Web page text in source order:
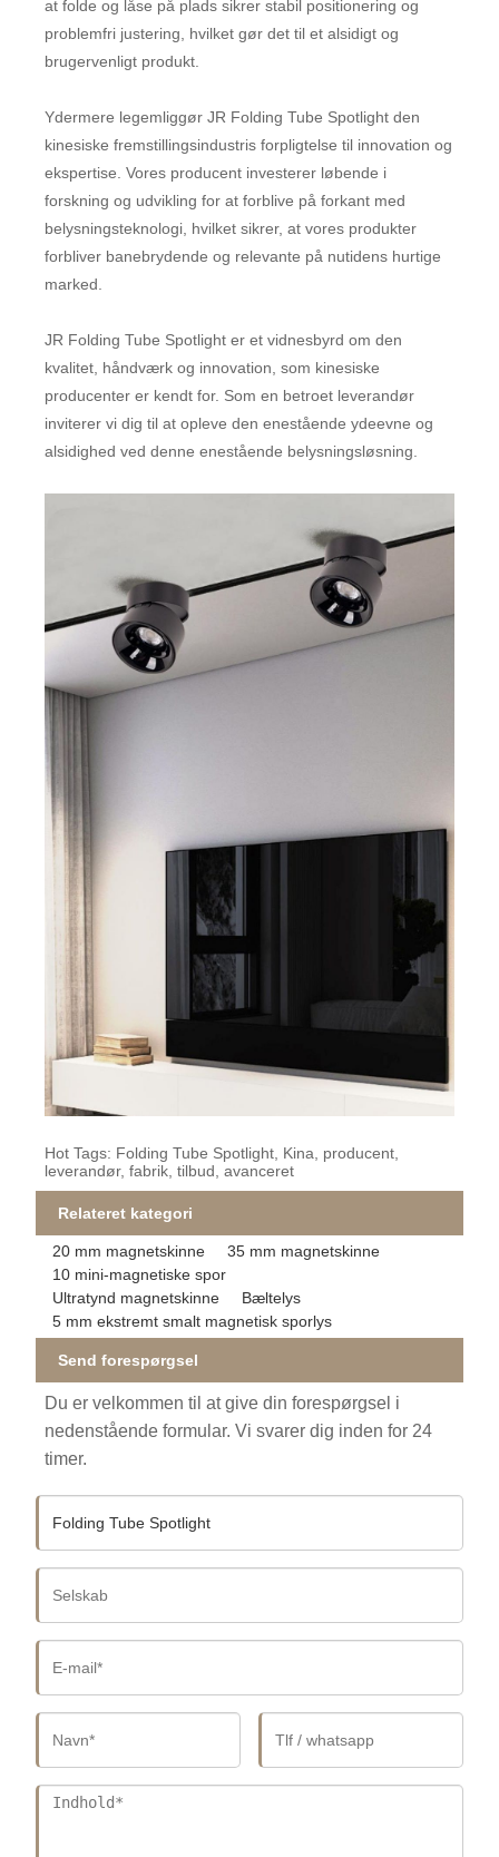
at folde og låse på plads sikrer stabil positionering og
problemfri justering, hvilket gør det til et alsidigt og
brugervenligt produkt.
Ydermere legemliggør JR Folding Tube Spotlight den
kinesiske fremstillingsindustris forpligtelse til innovation og
ekspertise. Vores producent investerer løbende i
forskning og udvikling for at forblive på forkant med
belysningsteknologi, hvilket sikrer, at vores produkter
forbliver banebrydende og relevante på nutidens hurtige
marked.
JR Folding Tube Spotlight er et vidnesbyrd om den
kvalitet, håndværk og innovation, som kinesiske
producenter er kendt for. Som en betroet leverandør
inviterer vi dig til at opleve den enestående ydeevne og
alsidighed ved denne enestående belysningsløsning.
Hot Tags: Folding Tube Spotlight, Kina, producent,
leverandør, fabrik, tilbud, avanceret
Relateret kategori
20 mm magnetskinne
35 mm magnetskinne
10 mini-magnetiske spor
Ultratynd magnetskinne
Bæltelys
5 mm ekstremt smalt magnetisk sporlys
Send forespørgsel
Du er velkommen til at give din forespørgsel i
nedenstående formular. Vi svarer dig inden for 24
timer.